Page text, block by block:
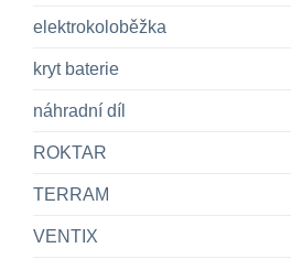
elektrokoloběžka
kryt baterie
náhradní díl
ROKTAR
TERRAM
VENTIX